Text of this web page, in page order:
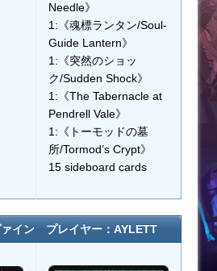
Needle》
1:《魂標ランタン/Soul-
Guide Lantern》
1:《突然のショッ
ク/Sudden Shock》
1:《The Tabernacle at
Pendrell Vale》
1:《トーモッドの墓
所/Tormod’s Crypt》
15 sideboard cards
ァイン プレイヤー：AYLETT